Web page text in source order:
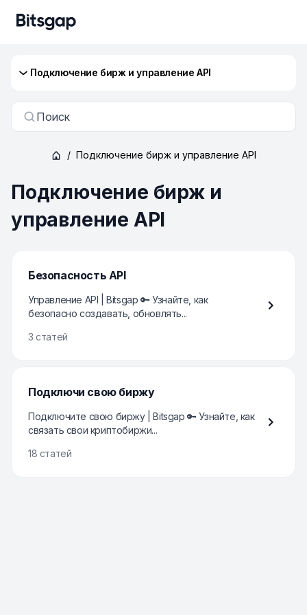
Подключение бирж и управление API
Поиск
/ Подключение бирж и управление API
Подключение бирж и
управление API
Безопасность API
Управление API | Bitsgap 🔑 Узнайте, как
безопасно создавать, обновлять...
3 статей
Подключи свою биржу
Подключите свою биржу | Bitsgap 🔑 Узнайте, как
связать свои криптобиржи...
18 статей